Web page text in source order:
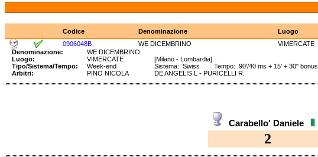
Codice Denominazione Luogo
0906048B
WE DICEMBRINO VIMERCATE
Denominazione:
WE DICEMBRINO
Luogo:
VIMERCATE
[Milano - Lombardia]
Tipo/Sistema/Tempo:
Week-end
Sistema: Swiss Tempo: 90'/40 ms + 15' + 30" bonus
Arbitri:
PINO NICOLA DE ANGELIS L - PURICELLI R.
Carabello' Daniele
2